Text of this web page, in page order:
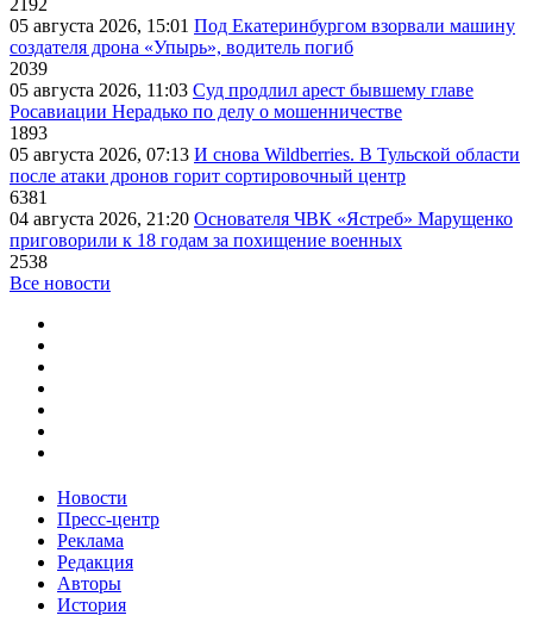
2192
05 августа 2026, 15:01 Под Екатеринбургом взорвали машину
создателя дрона «Упырь», водитель погиб
2039
05 августа 2026, 11:03 Суд продлил арест бывшему главе
Росавиации Нерадько по делу о мошенничестве
1893
05 августа 2026, 07:13 И снова Wildberries. В Тульской области
после атаки дронов горит сортировочный центр
6381
04 августа 2026, 21:20 Основателя ЧВК «Ястреб» Марущенко
приговорили к 18 годам за похищение военных
2538
Все новости
Новости
Пресс-центр
Реклама
Редакция
Авторы
История